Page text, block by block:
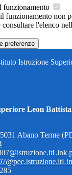
funzionamento
funzionamento non
l'elenco
preferenze
Istruzione
Leon
Abano Terme
Link